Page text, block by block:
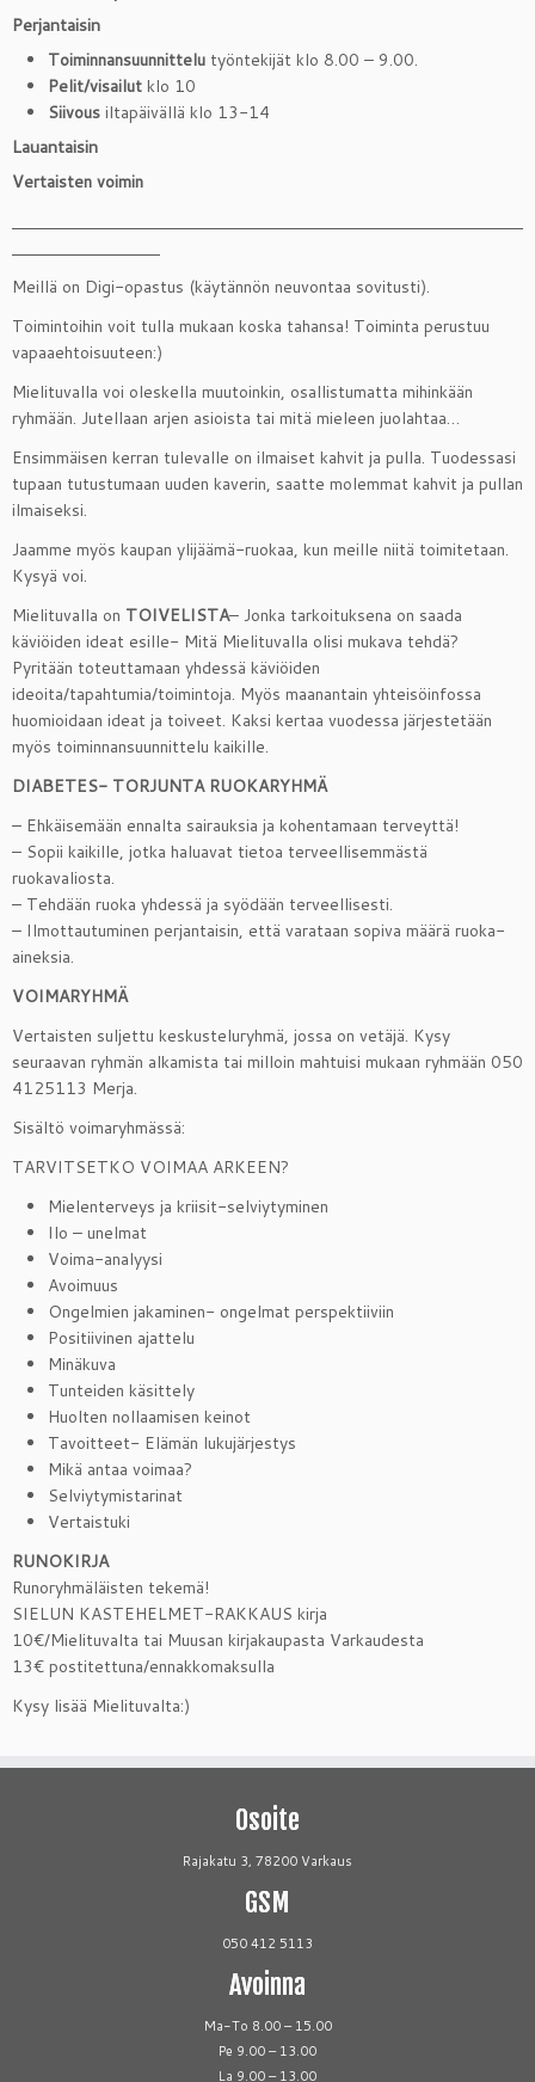
Perjantaisin
Toiminnansuunnittelu työntekijät klo 8.00 – 9.00.
Pelit/visailut klo 10
Siivous iltapäivällä klo 13-14
Lauantaisin
Vertaisten voimin
Meillä on Digi-opastus (käytännön neuvontaa sovitusti).
Toimintoihin voit tulla mukaan koska tahansa! Toiminta perustuu
vapaaehtoisuuteen:)
Mielituvalla voi oleskella muutoinkin, osallistumatta mihinkään
ryhmään. Jutellaan arjen asioista tai mitä mieleen juolahtaa…
Ensimmäisen kerran tulevalle on ilmaiset kahvit ja pulla. Tuodessasi
tupaan tutustumaan uuden kaverin, saatte molemmat kahvit ja pullan
ilmaiseksi.
Jaamme myös kaupan ylijäämä-ruokaa, kun meille niitä toimitetaan.
Kysyä voi.
Mielituvalla on TOIVELISTA– Jonka tarkoituksena on saada
käviöiden ideat esille- Mitä Mielituvalla olisi mukava tehdä?
Pyritään toteuttamaan yhdessä käviöiden
ideoita/tapahtumia/toimintoja. Myös maanantain yhteisöinfossa
huomioidaan ideat ja toiveet. Kaksi kertaa vuodessa järjestetään
myös toiminnansuunnittelu kaikille.
DIABETES- TORJUNTA RUOKARYHMÄ
– Ehkäisemään ennalta sairauksia ja kohentamaan terveyttä!
– Sopii kaikille, jotka haluavat tietoa terveellisemmästä
ruokavaliosta.
– Tehdään ruoka yhdessä ja syödään terveellisesti.
– Ilmottautuminen perjantaisin, että varataan sopiva määrä ruoka-
aineksia.
VOIMARYHMÄ
Vertaisten suljettu keskusteluryhmä, jossa on vetäjä. Kysy
seuraavan ryhmän alkamista tai milloin mahtuisi mukaan ryhmään 050
4125113 Merja.
Sisältö voimaryhmässä:
TARVITSETKO VOIMAA ARKEEN?
Mielenterveys ja kriisit-selviytyminen
Ilo – unelmat
Voima-analyysi
Avoimuus
Ongelmien jakaminen- ongelmat perspektiiviin
Positiivinen ajattelu
Minäkuva
Tunteiden käsittely
Huolten nollaamisen keinot
Tavoitteet- Elämän lukujärjestys
Mikä antaa voimaa?
Selviytymistarinat
Vertaistuki
RUNOKIRJA
Runoryhmäläisten tekemä!
SIELUN KASTEHELMET-RAKKAUS kirja
10€/Mielituvalta tai Muusan kirjakaupasta Varkaudesta
13€ postitettuna/ennakkomaksulla
Kysy lisää Mielituvalta:)
Osoite
Rajakatu 3, 78200 Varkaus
GSM
050 412 5113
Avoinna
Ma-To 8.00 – 15.00
Pe 9.00 – 13.00
La 9.00 – 13.00